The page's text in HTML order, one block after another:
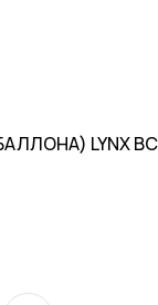
LYNX BCA